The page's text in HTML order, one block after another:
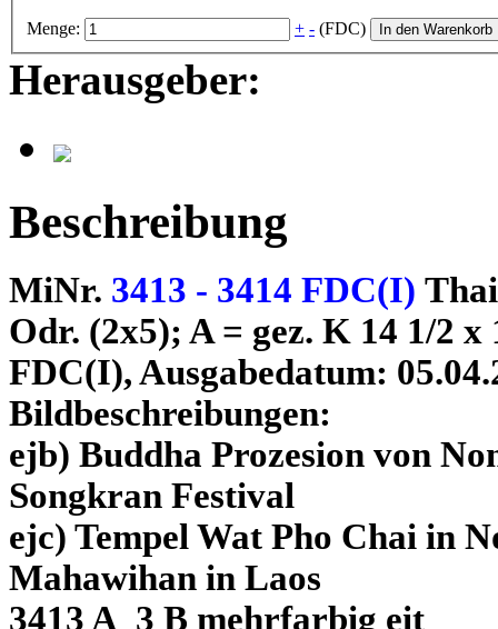
Menge: + - (FDC) In den Warenkorb
Herausgeber:
Beschreibung
MiNr. 3413 - 3414 FDC(I)
Odr. (2x5); A = gez. K 14 1/2 x
FDC(I), Ausgabedatum:
Bildbeschreibungen:
ejb) Buddha Prozesion von
Songkran Festival
ejc) Tempel Wat Pho Chai in
Mahawihan in Laos
3413 A 3 B mehrfarbig eit